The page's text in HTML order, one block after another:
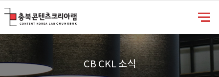
CB CKL 소식